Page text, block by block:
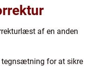
af en anden
for at sikre